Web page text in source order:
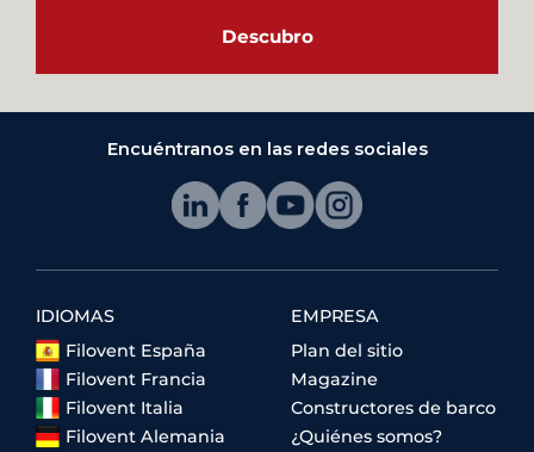
Descubro
Encuéntranos en las redes sociales
IDIOMAS
Filovent España
Filovent Francia
Filovent Italia
Filovent Alemania
EMPRESA
Plan del sitio
Magazine
Constructores de barco
¿Quiénes somos?